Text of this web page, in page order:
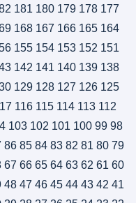
181 180 179 178 177
168 167 166 165 164
155 154 153 152 151
142 141 140 139 138
129 128 127 126 125
116 115 114 113 112
103 102 101 100 99 98
86 85 84 83 82 81 80 79
67 66 65 64 63 62 61 60
48 47 46 45 44 43 42 41